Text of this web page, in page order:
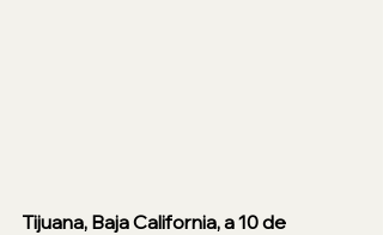
Tijuana, Baja California, a 10 de